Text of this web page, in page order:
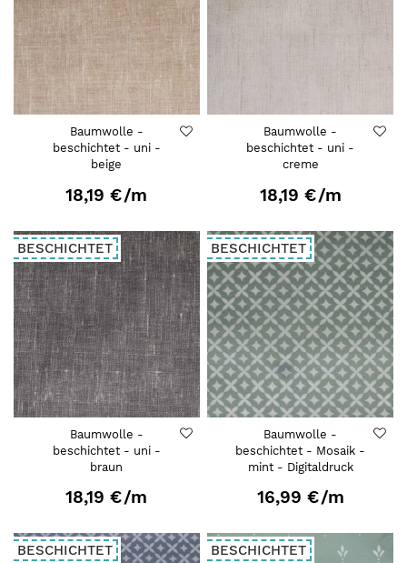
Baumwolle -
beschichtet - uni -
beige
18,19 €/m
Baumwolle -
beschichtet - uni -
creme
18,19 €/m
BESCHICHTET
Baumwolle -
beschichtet - uni -
braun
18,19 €/m
BESCHICHTET
Baumwolle -
beschichtet - Mosaik -
mint - Digitaldruck
16,99 €/m
BESCHICHTET BESCHICHTET